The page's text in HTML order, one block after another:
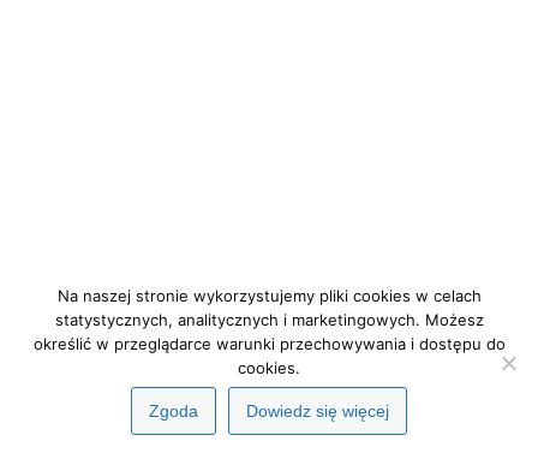
Na naszej stronie wykorzystujemy pliki cookies w celach
statystycznych, analitycznych i marketingowych. Możesz
określić w przeglądarce warunki przechowywania i dostępu do
cookies.
Zgoda Dowiedz się więcej